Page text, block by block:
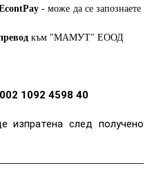
- може да се запознаете
към "МАМУТ" ЕООД
1092 4598 40
изпратена след получено